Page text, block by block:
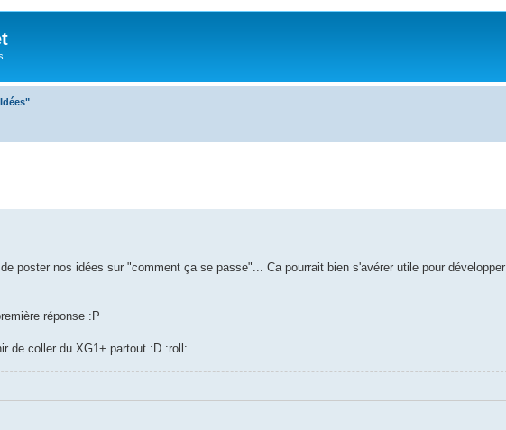
poster nos idées sur "comment ça se passe"... Ca pourrait bien s'avérer utile pour développer
réponse :P
de coller du XG1+ partout :D :roll: